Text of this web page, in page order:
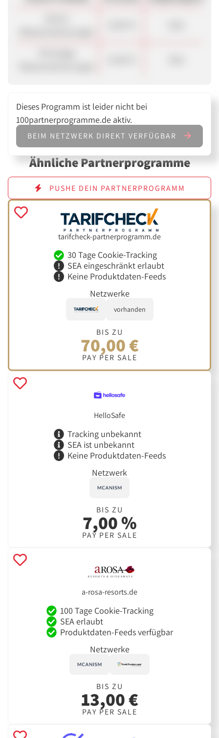
Dieses Programm ist leider nicht bei
100partnerprogramme.de aktiv.
BEIM NETZWERK DIREKT VERFÜGBAR
Ähnliche Partnerprogramme
PUSHE DEIN PARTNERPROGRAMM
tarifcheck-partnerprogramm.de
30 Tage Cookie-Tracking
SEA eingeschränkt erlaubt
Keine Produktdaten-Feeds
Netzwerke
vorhanden
BIS ZU
70,00 €
PAY PER SALE
HelloSafe
Tracking unbekannt
SEA ist unbekannt
Keine Produktdaten-Feeds
Netzwerk
BIS ZU
7,00 %
PAY PER SALE
a-rosa-resorts.de
100 Tage Cookie-Tracking
SEA erlaubt
Produktdaten-Feeds verfügbar
Netzwerke
BIS ZU
13,00 €
PAY PER SALE